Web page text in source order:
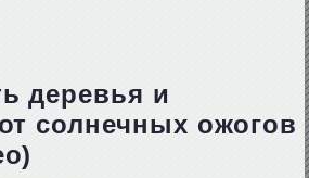
деревья и
солнечных ожогов